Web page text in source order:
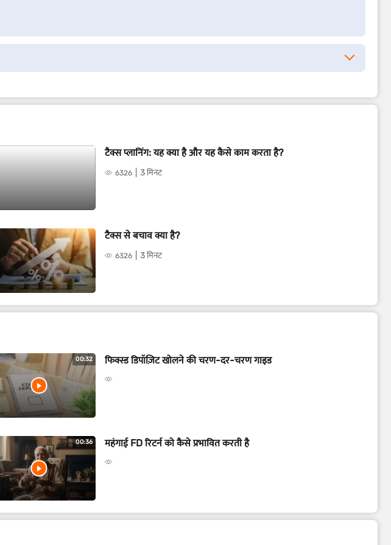
टैक्स प्लानिंग: यह क्या है और यह कैसे काम करता है?
6326 3 मिनट
टैक्स से बचाव क्या है?
6326 3 मिनट
00:32 फिक्स्ड डिपॉज़िट खोलने की चरण-दर-चरण गाइड
00:36 महंगाई FD रिटर्न को कैसे प्रभावित करती है